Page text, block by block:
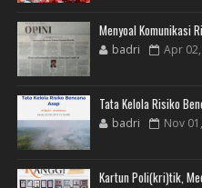
Menyoal Komunikasi
badri Apr
Tata Kelola Risiko
badri Nov
Kartun Poli(kri)tik,